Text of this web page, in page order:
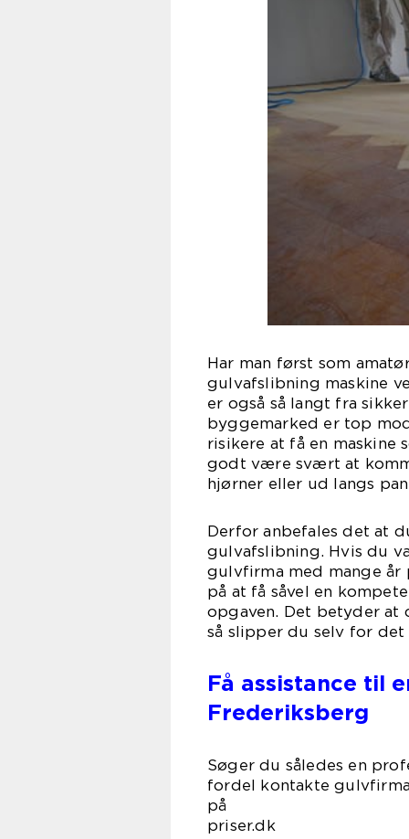
Har man først som
gulvafslibning maskine
er også så langt fra
byggemarked er top
risikere at få en
godt være svært at
hjørner eller ud langs
Derfor anbefales det at
gulvafslibning. Hvis du
gulvfirma med mange år
på at få såvel en
opgaven. Det betyder at
så slipper du selv for det
Få assistance til
Frederiksberg
Søger du således en
fordel kontakte
på
priser.dk